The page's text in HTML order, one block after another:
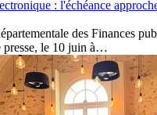
: l'échéance
des Finances
presse, le 10 juin à…